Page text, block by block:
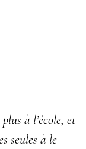
à l’école, et
seules à le